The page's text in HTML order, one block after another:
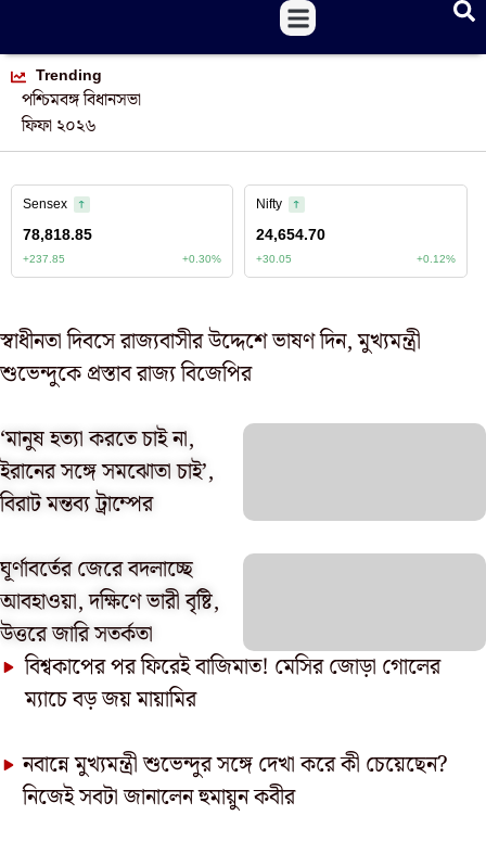
Trending
পশ্চিমবঙ্গ বিধানসভা
ফিফা ২০২৬
স্বাধীনতা দিবসে রাজ্যবাসীর উদ্দেশে ভাষণ দিন, মুখ্যমন্ত্রী
শুভেন্দুকে প্রস্তাব রাজ্য বিজেপির
‘মানুষ হত্যা করতে চাই না,
ইরানের সঙ্গে সমঝোতা চাই’,
বিরাট মন্তব্য ট্রাম্পের
ঘূর্ণাবর্তের জেরে বদলাচ্ছে
আবহাওয়া, দক্ষিণে ভারী বৃষ্টি,
উত্তরে জারি সতর্কতা
বিশ্বকাপের পর ফিরেই বাজিমাত! মেসির জোড়া গোলের
ম্যাচে বড় জয় মায়ামির
নবান্নে মুখ্যমন্ত্রী শুভেন্দুর সঙ্গে দেখা করে কী চেয়েছেন?
নিজেই সবটা জানালেন হুমায়ুন কবীর